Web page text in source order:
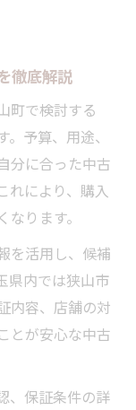
売店の特徴
アの実例紹
のサポート
い確認ポイ
イント
続きの流れ
類の準備方
る交渉ポイ
徹底解説
町で検討する
予算、用途、
分に合った中古
れにより、購入
ります。
を活用し、候補
県内では狭山市
内容、店舗の対
とが安心な中古
、保証条件の詳